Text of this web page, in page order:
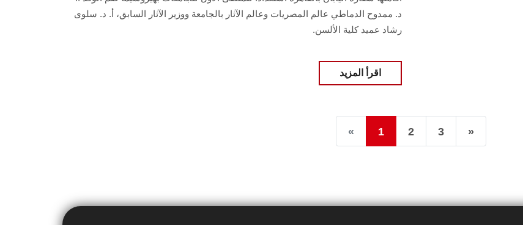
د. ممدوح الدماطي عالم المصريات وعالم الآثار بالجامعة ووزير الآثار السابق، أ. د. سلوى
رشاد عميد كلية الألسن.
اقرأ المزيد
« 1 2 3 »